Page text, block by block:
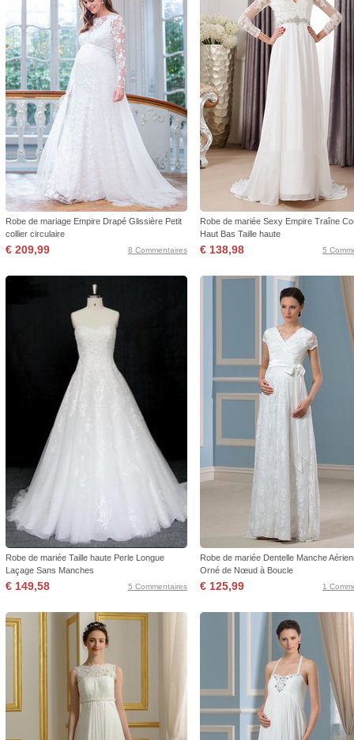
Robe de mariage Empire Drapé Glissière Petit
collier circulaire
€ 209,99 8 Commentaires
Robe de mariée Sexy Empire Traîne
Haut Bas Taille haute
€ 138,98 5
Robe de mariée Taille haute Perle Longue
Laçage Sans Manches
€ 149,58 5 Commentaires
Robe de mariée Dentelle Manche
Orné de Nœud à Boucle
€ 125,99 1